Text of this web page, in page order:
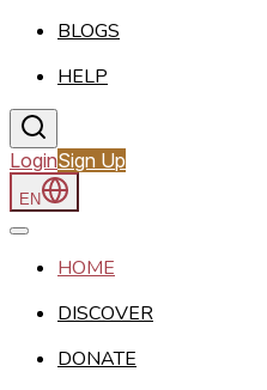
BLOGS
HELP
LoginSign Up
EN
HOME
DISCOVER
DONATE